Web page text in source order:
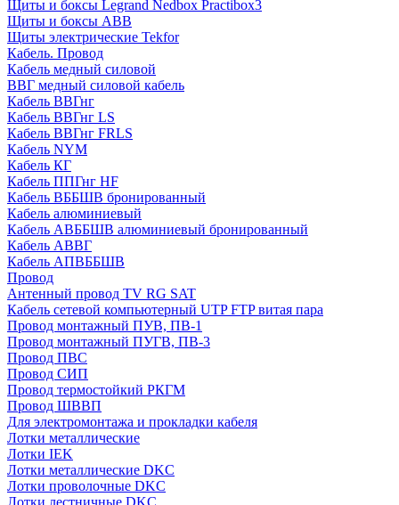
Щиты и боксы Legrand Nedbox Practibox3
Щиты и боксы ABB
Щиты электрические Tekfor
Кабель. Провод
Кабель медный силовой
ВВГ медный силовой кабель
Кабель ВВГнг
Кабель ВВГнг LS
Кабель ВВГнг FRLS
Кабель NYM
Кабель КГ
Кабель ППГнг HF
Кабель ВББШВ бронированный
Кабель алюминиевый
Кабель АВББШВ алюминиевый бронированный
Кабель АВВГ
Кабель АПВББШВ
Провод
Антенный провод TV RG SAT
Кабель сетевой компьютерный UTP FTP витая пара
Провод монтажный ПУВ, ПВ-1
Провод монтажный ПУГВ, ПВ-3
Провод ПВС
Провод СИП
Провод термостойкий РКГМ
Провод ШВВП
Для электромонтажа и прокладки кабеля
Лотки металлические
Лотки IEK
Лотки металлические DKC
Лотки проволочные DKC
Лотки лестничные DKC